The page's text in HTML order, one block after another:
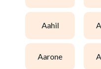
aahil
aarone